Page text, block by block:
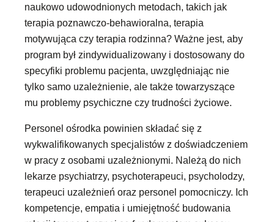
naukowo udowodnionych metodach, takich jak
terapia poznawczo-behawioralna, terapia
motywująca czy terapia rodzinna? Ważne jest, aby
program był zindywidualizowany i dostosowany do
specyfiki problemu pacjenta, uwzględniając nie
tylko samo uzależnienie, ale także towarzyszące
mu problemy psychiczne czy trudności życiowe.
Personel ośrodka powinien składać się z
wykwalifikowanych specjalistów z doświadczeniem
w pracy z osobami uzależnionymi. Należą do nich
lekarze psychiatrzy, psychoterapeuci, psycholodzy,
terapeuci uzależnień oraz personel pomocniczy. Ich
kompetencje, empatia i umiejętność budowania